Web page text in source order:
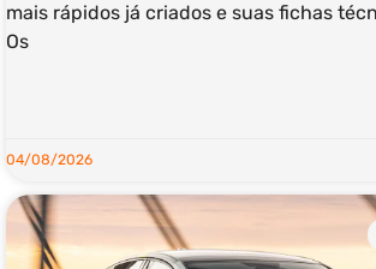
mais rápidos já criados e suas fichas
Os
04/08/2026